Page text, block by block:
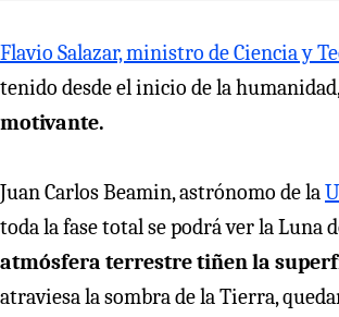
Flavio Salazar, ministro de Ciencia y
tenido desde el inicio de la
motivante.
Juan Carlos Beamin, astrónomo de la
toda la fase total se podrá ver la Luna
atmósfera terrestre tiñen la
atraviesa la sombra de la Tierra,